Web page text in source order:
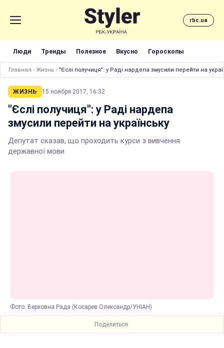
rbc.ua
Люди Тренды Полезное Вкусно Гороскопы
Главная › Жизнь › "Єслі получиця": у Раді нардепа змусили перейти на
ЖИЗНЬ 15 ноября 2017, 16:32
"Єслі получиця": у Раді нардепа
змусили перейти на українську
Депутат сказав, що проходить курси з вивчення
державної мови
Фото: Верховна Рада (Косарев Олександр/УНІАН)
Поделиться: